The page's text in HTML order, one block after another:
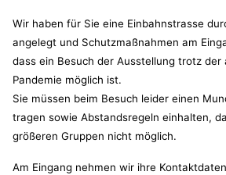
Wir haben für Sie eine Einbahnstrasse
angelegt und Schutzmaßnahmen am
dass ein Besuch der Ausstellung trotz der
Pandemie möglich ist.
Sie müssen beim Besuch leider einen
tragen sowie Abstandsregeln einhalten,
größeren Gruppen nicht möglich.
Am Eingang nehmen wir ihre